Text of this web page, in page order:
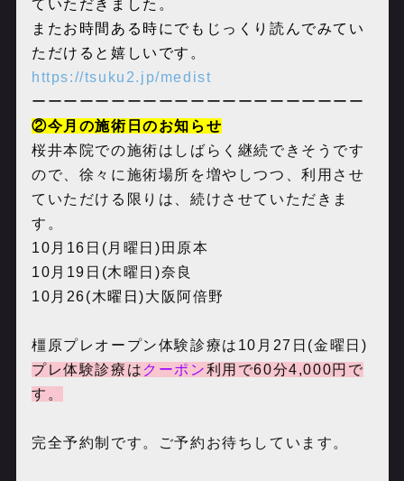
ていただきました。
またお時間ある時にでもじっくり読んでみてい
ただけると嬉しいです。
https://tsuku2.jp/medist
ーーーーーーーーーーーーーーーーーーーーー
②今月の施術日のお知らせ
桜井本院での施術はしばらく継続できそうです
ので、徐々に施術場所を増やしつつ、利用させ
ていただける限りは、続けさせていただきま
す。
10月16日(月曜日)田原本
10月19日(木曜日)奈良
10月26(木曜日)大阪阿倍野
橿原プレオープン体験診療は10月27日(金曜日)
プレ体験診療は クーポン利用で60分4,000円で
す。
完全予約制です。ご予約お待ちしています。